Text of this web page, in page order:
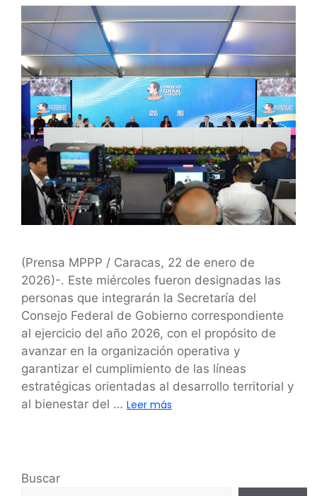
(Prensa MPPP / Caracas, 22 de enero de
2026)-. Este miércoles fueron designadas las
personas que integrarán la Secretaría del
Consejo Federal de Gobierno correspondiente
al ejercicio del año 2026, con el propósito de
avanzar en la organización operativa y
garantizar el cumplimiento de las líneas
estratégicas orientadas al desarrollo territorial y
al bienestar del … Leer más
Buscar